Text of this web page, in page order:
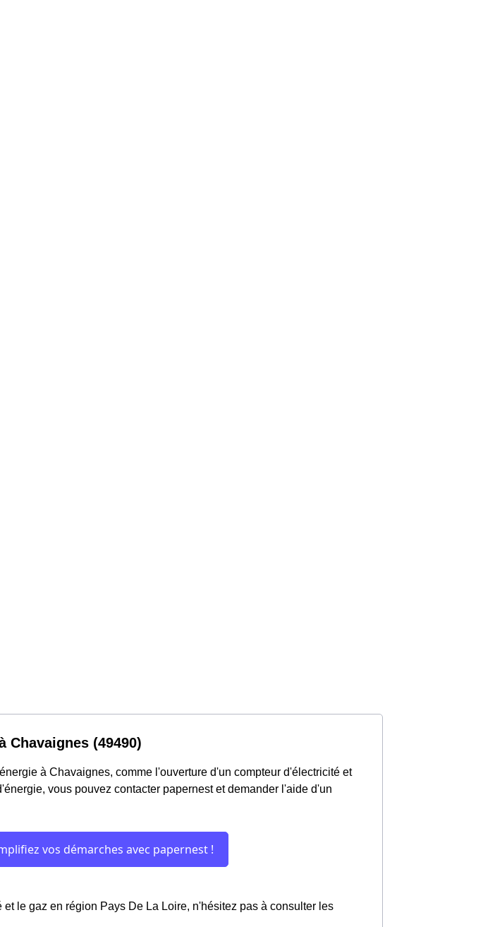
Chavaignes (49490)
à Chavaignes, comme l'ouverture d'un compteur d'électricité et
vous pouvez contacter papernest et demander l'aide d'un
le gaz en région Pays De La Loire, n'hésitez pas à consulter les